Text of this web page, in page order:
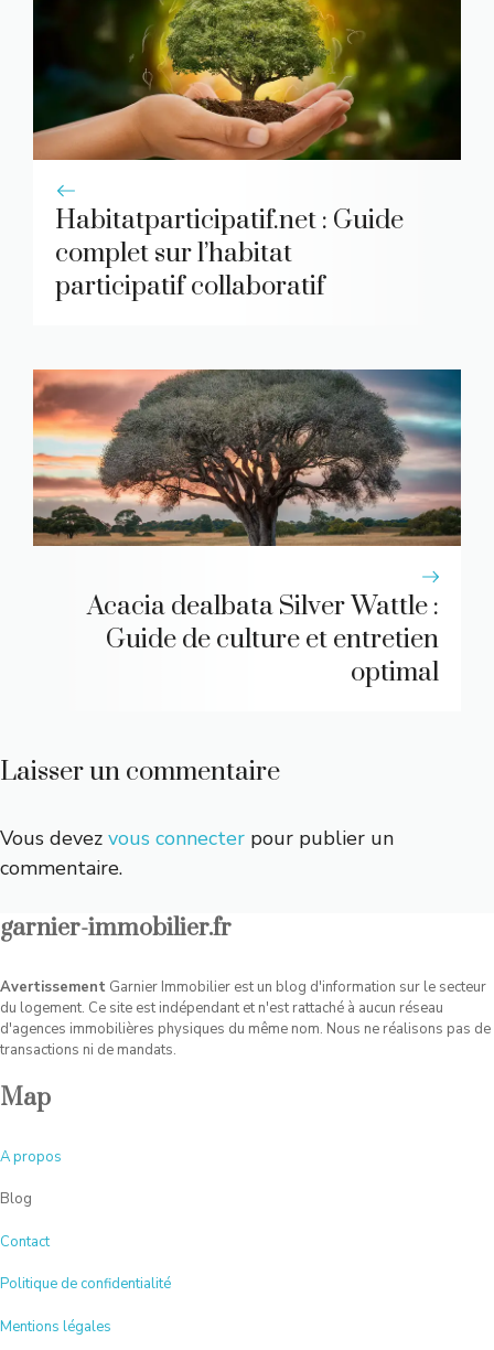
Habitatparticipatif.net : Guide
complet sur l’habitat
participatif collaboratif
Acacia dealbata Silver Wattle :
Guide de culture et entretien
optimal
Laisser un commentaire
Vous devez vous connecter pour publier un
commentaire.
garnier-immobilier.fr
Avertissement Garnier Immobilier est un blog d'information sur le secteur
du logement. Ce site est indépendant et n'est rattaché à aucun réseau
d'agences immobilières physiques du même nom. Nous ne réalisons pas de
transactions ni de mandats.
Map
Apropos
Blog
Contact
Politique de confidentialité
Mentions légales